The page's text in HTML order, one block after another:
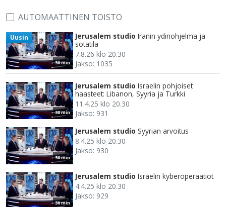
AUTOMAATTINEN TOISTO
30 min
Uusin Jerusalem studio Iranin ydinohjelma ja
sotatila
7.8.26 klo 20.30
Jakso: 1035
30 min
Jerusalem studio Israelin pohjoiset
haasteet: Libanon, Syyria ja Turkki
11.4.25 klo 20.30
Jakso: 931
30 min
Jerusalem studio Syyrian arvoitus
8.4.25 klo 20.30
Jakso: 930
30 min
Jerusalem studio Israelin kyberoperaatiot
4.4.25 klo 20.30
Jakso: 929